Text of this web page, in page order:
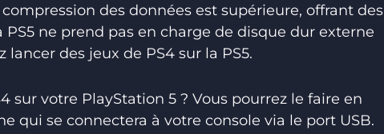
des données est supérieure, offrant des
ne prend pas en charge de disque dur externe
des jeux de PS4 sur la PS5.
sur votre PlayStation 5 ? Vous pourrez le faire en
qui se connectera à votre console via le port USB.